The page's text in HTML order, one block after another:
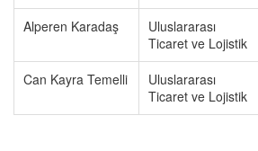
Alperen Karadaş
Uluslararası
Ticaret ve Lojistik
Can Kayra Temelli
Uluslararası
Ticaret ve Lojistik